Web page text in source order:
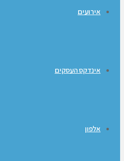
אירועים
אינדקס העסקים
אלפון